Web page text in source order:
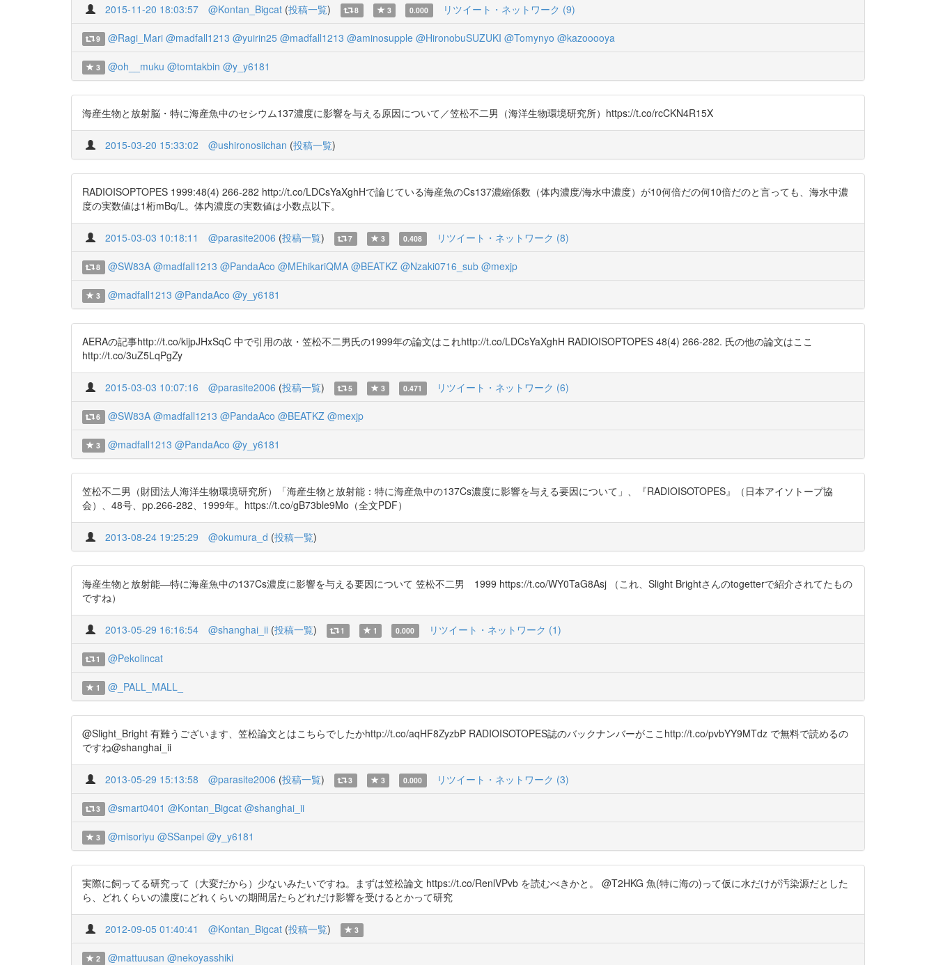
2015-11-20 18:03:57 @Kontan_Bigcat (投稿一覧) 8 3 0.000 リツイート・ネットワーク (9)
9 @Ragi_Mari @madfall1213 @yuirin25 @madfall1213 @aminosupple @HironobuSUZUKI @Tomynyo @kazooooya
3 @oh__muku @tomtakbin @y_y6181
海産生物と放射脳・特に海産魚中のセシウム137濃度に影響を与える原因について／笠松不二男（海洋生物環境研究所）https://t.co/rcCKN4R15X
2015-03-20 15:33:02 @ushironosiichan (投稿一覧)
RADIOISOPTOPES 1999:48(4) 266-282 http://t.co/LDCsYaXghHで論じている海産魚のCs137濃縮係数（体内濃度/海水中濃度）が10何倍だの何10倍だのと言っても、海水中濃
度の実数値は1桁mBq/L。体内濃度の実数値は小数点以下。
2015-03-03 10:18:11 @parasite2006 (投稿一覧) 7 3 0.408 リツイート・ネットワーク (8)
8 @SW83A @madfall1213 @PandaAco @MEhikariQMA @BEATKZ @Nzaki0716_sub @mexjp
3 @madfall1213 @PandaAco @y_y6181
AERAの記事http://t.co/kijpJHxSqC 中で引用の故・笠松不二男氏の1999年の論文はこれhttp://t.co/LDCsYaXghH RADIOISOPTOPES 48(4) 266-282. 氏の他の論文はここ
http://t.co/3uZ5LqPgZy
2015-03-03 10:07:16 @parasite2006 (投稿一覧) 5 3 0.471 リツイート・ネットワーク (6)
6 @SW83A @madfall1213 @PandaAco @BEATKZ @mexjp
3 @madfall1213 @PandaAco @y_y6181
笠松不二男（財団法人海洋生物環境研究所）「海産生物と放射能：特に海産魚中の137Cs濃度に影響を与える要因について」、『RADIOISOTOPES』（日本アイソトープ協
会）、48号、pp.266-282、1999年。https://t.co/gB73ble9Mo（全文PDF）
2013-08-24 19:25:29 @okumura_d (投稿一覧)
海産生物と放射能―特に海産魚中の137Cs濃度に影響を与える要因について 笠松不二男 1999 https://t.co/WY0TaG8Asj （これ、Slight Brightさんのtogetterで紹介されてたもの
ですね）
2013-05-29 16:16:54 @shanghai_ii (投稿一覧) 1 1 0.000 リツイート・ネットワーク (1)
1 @Pekolincat
1 @_PALL_MALL_
@Slight_Bright 有難うございます、笠松論文とはこちらでしたかhttp://t.co/aqHF8ZyzbP RADIOISOTOPES誌のバックナンバーがここhttp://t.co/pvbYY9MTdz で無料で読めるの
ですね@shanghai_ii
2013-05-29 15:13:58 @parasite2006 (投稿一覧) 3 3 0.000 リツイート・ネットワーク (3)
3 @smart0401 @Kontan_Bigcat @shanghai_ii
3 @misoriyu @SSanpei @y_y6181
実際に飼ってる研究って（大変だから）少ないみたいですね。まずは笠松論文 https://t.co/RenlVPvb を読むべきかと。 @T2HKG 魚(特に海の)って仮に水だけが汚染源だとした
ら、どれくらいの濃度にどれくらいの期間居たらどれだけ影響を受けるとかって研究
2012-09-05 01:40:41 @Kontan_Bigcat (投稿一覧) 3
2 @mattuusan @nekoyasshiki